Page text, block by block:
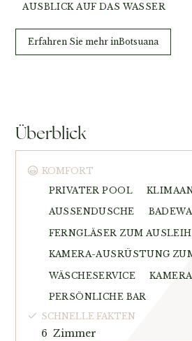
AUSBLICK AUF DAS WASSER
Erfahren Sie mehr inBotsuana
Überblick
KOMFORT
PRIVATER POOL
AUSSENDUSCHE
FERNGLÄSER ZUM
KAMERA-AUSRÜSTUNG
WÄSCHESERVICE
PERSÖNLICHE BAR
SCHNELLE FAKTEN
6 Zimmer